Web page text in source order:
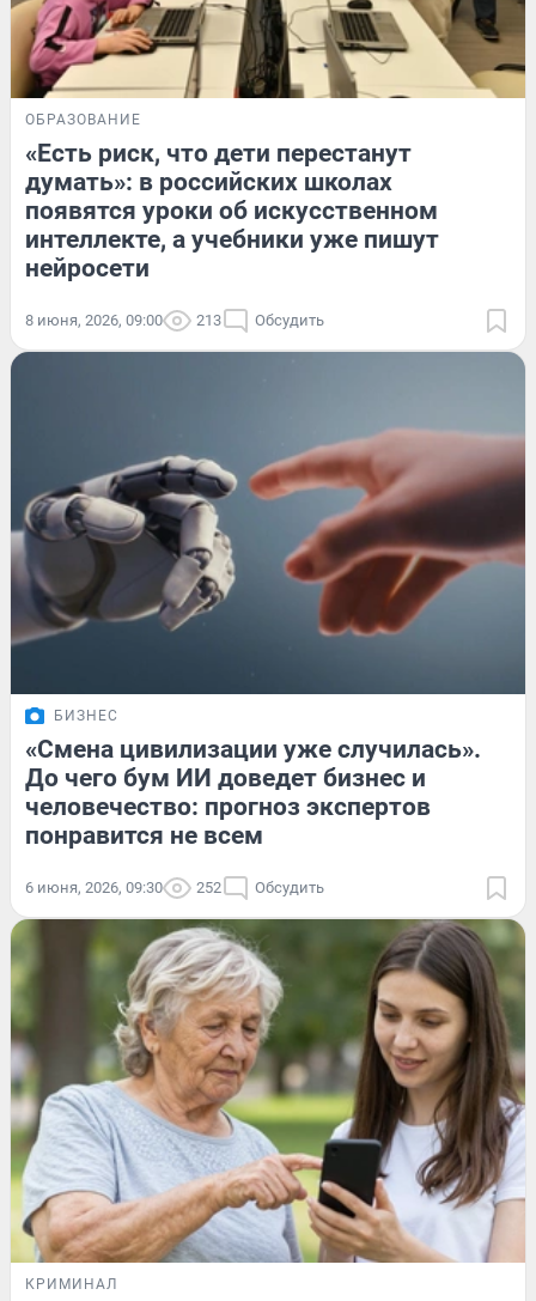
ОБРАЗОВАНИЕ
«Есть риск, что дети перестанут
думать»: в российских школах
появятся уроки об искусственном
интеллекте, а учебники уже пишут
нейросети
8 июня, 2026, 09:00 213 Обсудить
БИЗНЕС
«Смена цивилизации уже случилась».
До чего бум ИИ доведет бизнес и
человечество: прогноз экспертов
понравится не всем
6 июня, 2026, 09:30 252 Обсудить
КРИМИНАЛ